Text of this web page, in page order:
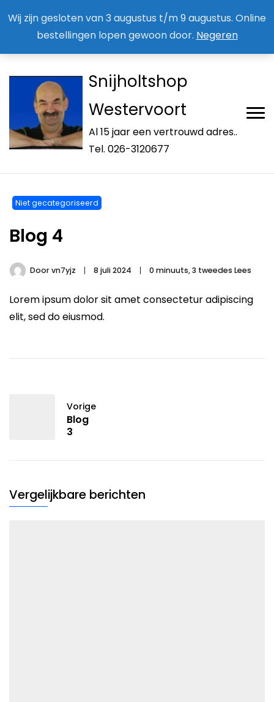
Wij zijn gesloten van 3 augustus t/m 9 augustus. Online
bestellingen lopen gewoon door. Negeren
Snijholtshop
Westervoort
Al 15 jaar een vertrouwd adres..
Tel. 026-3120677
Niet gecategoriseerd
Blog 4
Doorvn7yjz 8 juli 2024 0 minuuts, 3 tweedes Lees
Lorem ipsum dolor sit amet consectetur adipiscing
elit, sed do eiusmod.
Vorige
Blog
3
Vergelijkbare berichten